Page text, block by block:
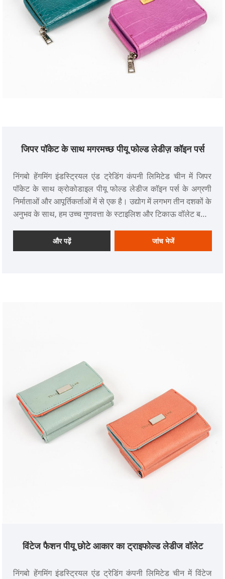
जिपर पॉकेट के साथ मगरमच्छ पीयू फोल्ड लेडीज़ कॉइन पर्स
निंगबो हेंगमिंग इंडस्ट्रियल एंड ट्रेडिंग कंपनी लिमिटेड चीन में जिपर
पॉकेट के साथ क्रोकोडाइल पीयू फोल्ड लेडीज कॉइन पर्स के अग्रणी
निर्माताओं और आपूर्तिकर्ताओं में से एक है। उद्योग में लगभग तीन दशकों के
अनुभव के साथ, हम उच्च गुणवत्ता के स्टाइलिश और टिकाऊ वॉलेट बनाने
और पढ़ें जांच भेजें
विंटेज फैशन पीयू छोटे आकार का ट्राइफोल्ड लेडीज वॉलेट
निंगबो हेंगमिंग इंडस्ट्रियल एंड ट्रेडिंग कंपनी लिमिटेड चीन में विंटेज